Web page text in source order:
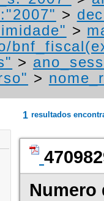
>
>
>
>
1 resultados
Numero